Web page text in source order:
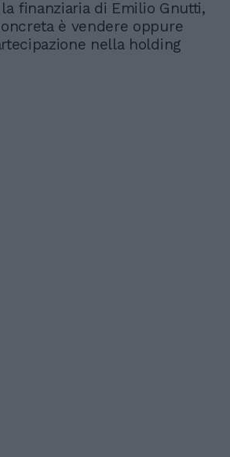
finanziaria di Emilio Gnutti,
è vendere oppure
nella holding